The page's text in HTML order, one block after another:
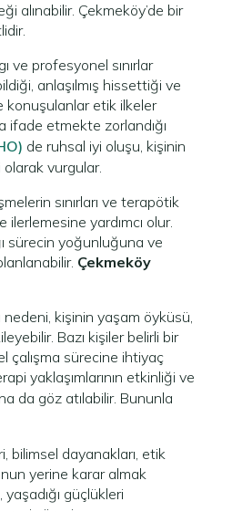
alınabilir. Çekmeköy’de bir
ve profesyonel sınırlar
anlaşılmış hissettiği ve
konuşulanlar etik ilkeler
ifade etmekte zorlandığı
de ruhsal iyi oluşu, kişinin
vurgular.
sınırları ve terapötik
yardımcı olur.
sürecin yoğunluğuna ve
Çekmeköy
kişinin yaşam öyküsü,
Bazı kişiler belirli bir
çalışma sürecine ihtiyaç
yaklaşımlarının etkinliği ve
da göz atılabilir. Bununla
bilimsel dayanakları, etik
yerine karar almak
güçlükleri